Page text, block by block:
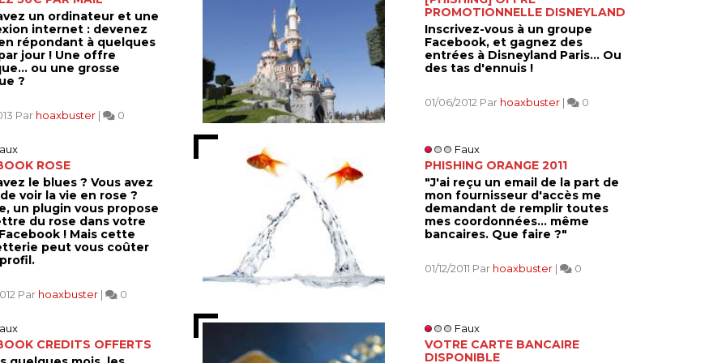
un ordinateur et une
internet : devenez
répondant à quelques
jour ! Une offre
ou une grosse
?
Par hoaxbuster | 0
PROMOTIONNELLE DISNEYLAND
Inscrivez-vous à un groupe
Facebook, et gagnez des
entrées à Disneyland Paris... Ou
des tas d'ennuis !
01/06/2012 Par hoaxbuster | 0
ROSE
le blues ? Vous avez
voir la vie en rose ?
un plugin vous propose
du rose dans votre
! Mais cette
peut vous coûter
Par hoaxbuster | 0
Faux
PHISHING ORANGE 2011
"J'ai reçu un email de la part de
mon fournisseur d'accès me
demandant de remplir toutes
mes coordonnées... même
bancaires. Que faire ?"
01/12/2011 Par hoaxbuster | 0
CREDITS OFFERTS
Faux
VOTRE CARTE BANCAIRE
DISPONIBLE